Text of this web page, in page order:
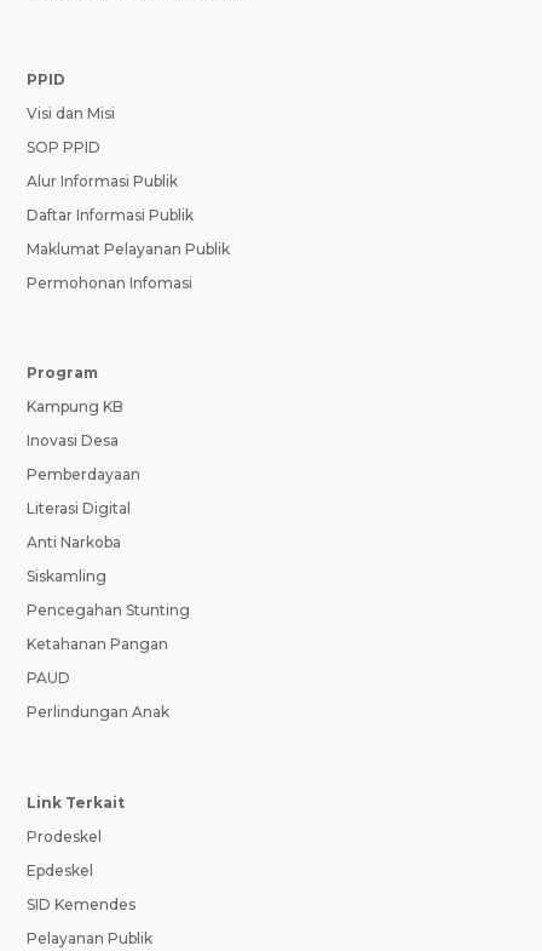
PPID
Visi dan Misi
SOP PPID
Alur Informasi Publik
Daftar Informasi Publik
Maklumat Pelayanan Publik
Permohonan Infomasi
Program
Kampung KB
Inovasi Desa
Pemberdayaan
Literasi Digital
Anti Narkoba
Siskamling
Pencegahan Stunting
Ketahanan Pangan
PAUD
Perlindungan Anak
Link Terkait
Prodeskel
Epdeskel
SID Kemendes
Pelayanan Publik